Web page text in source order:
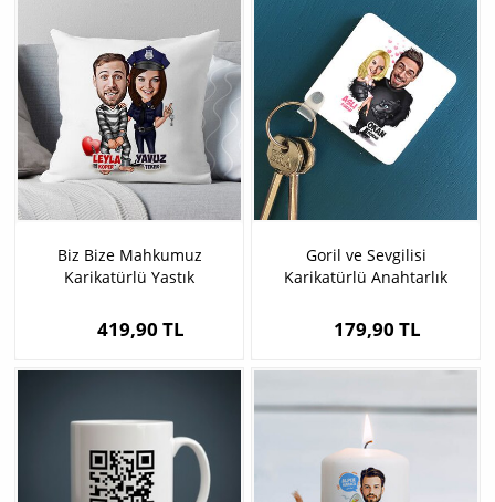
Biz Bize Mahkumuz
Karikatürlü Yastık
419,90 TL
Goril ve Sevgilisi
Karikatürlü Anahtarlık
179,90 TL